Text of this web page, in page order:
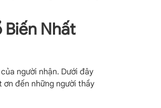
Biến Nhất
người nhận. Dưới đây
ơn đến những người thầy